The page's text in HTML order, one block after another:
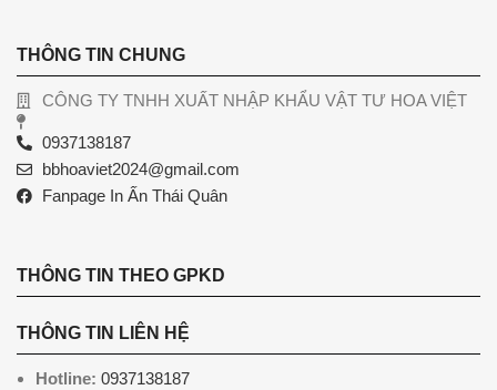
THÔNG TIN CHUNG
CÔNG TY TNHH XUẤT NHẬP KHẨU VẬT TƯ HOA VIỆT
0937138187
bbhoaviet2024@gmail.com
Fanpage In Ấn Thái Quân
THÔNG TIN THEO GPKD
THÔNG TIN LIÊN HỆ
Hotline: 0937138187